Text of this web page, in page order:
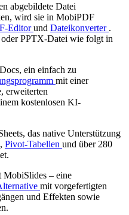
abgebildete Datei
wird sie in MobiPDF
Editorund Dateikonverter .
PPTX-Datei wie folgt in
ein einfach zu
mit einer
erweiterten
kostenlosen KI-
das native Unterstützung
Pivot-Tabellen und über 280
MobiSlides – eine
mit vorgefertigten
und Effekten sowie